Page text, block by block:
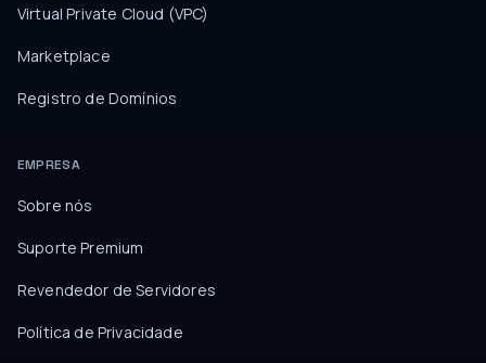
Virtual Private Cloud (VPC)
Marketplace
Registro de Domínios
EMPRESA
Sobre nós
Suporte Premium
Revendedor de Servidores
Política de Privacidade